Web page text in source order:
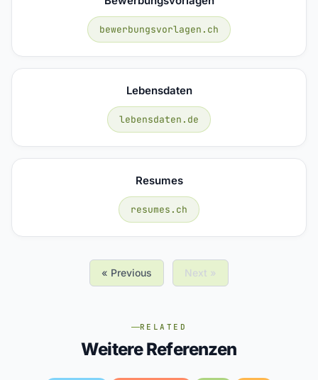
bewerbungsvorlagen.ch
Lebensdaten
lebensdaten.de
Resumes
resumes.ch
« Previous Next »
RELATED
Weitere Referenzen